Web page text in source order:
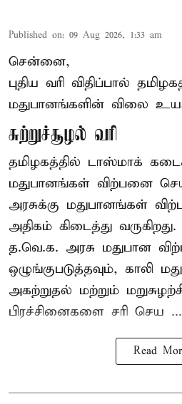
Published on: 09 Aug 2026, 1:33 am
சென்னை,
புதிய வரி விதிப்பால்
மதுபானங்களின் விலை
சுற்றுச்சூழல் வரி
தமிழகத்தில் டாஸ்மாக்
மதுபானங்கள் விற்பனை
அரசுக்கு மதுபானங்கள்
அதிகம் கிடைத்து
த.வெ.க. அரசு மதுபான
ஒழுங்குபடுத்தவும், காலி
அகற்றுதல் மற்றும்
பிரச்சினைகளை சரி செய ...
Read